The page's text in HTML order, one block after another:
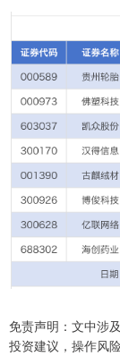
免责声明：文中涉
投资建议，操作风